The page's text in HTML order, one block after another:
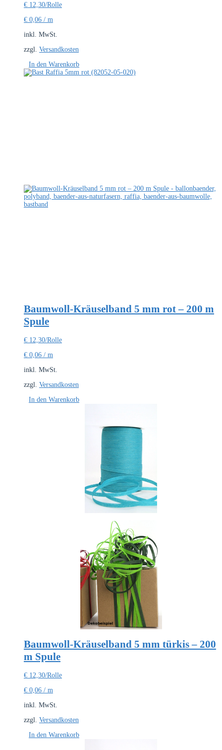
€ 12,30/Rolle
€ 0,06 / m
inkl. MwSt.
zzgl. Versandkosten
In den Warenkorb
Baumwoll-Kräuselband 5 mm rot – 200 m
Spule
€ 12,30/Rolle
€ 0,06 / m
inkl. MwSt.
zzgl. Versandkosten
In den Warenkorb
Baumwoll-Kräuselband 5 mm türkis – 200
m Spule
€ 12,30/Rolle
€ 0,06 / m
inkl. MwSt.
zzgl. Versandkosten
In den Warenkorb